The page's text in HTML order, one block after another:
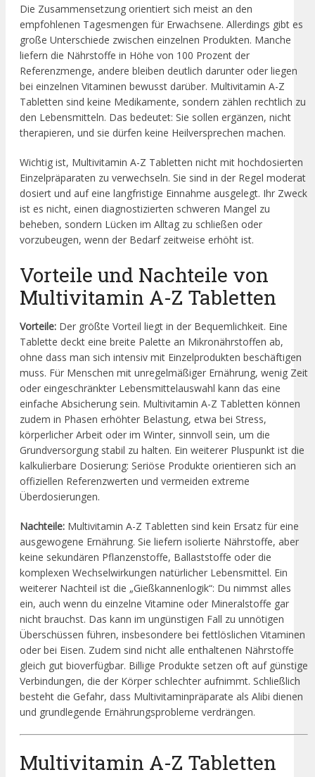
Die Zusammensetzung orientiert sich meist an den
empfohlenen Tagesmengen für Erwachsene. Allerdings gibt es
große Unterschiede zwischen einzelnen Produkten. Manche
liefern die Nährstoffe in Höhe von 100 Prozent der
Referenzmenge, andere bleiben deutlich darunter oder liegen
bei einzelnen Vitaminen bewusst darüber. Multivitamin A-Z
Tabletten sind keine Medikamente, sondern zählen rechtlich zu
den Lebensmitteln. Das bedeutet: Sie sollen ergänzen, nicht
therapieren, und sie dürfen keine Heilversprechen machen.
Wichtig ist, Multivitamin A-Z Tabletten nicht mit hochdosierten
Einzelpräparaten zu verwechseln. Sie sind in der Regel moderat
dosiert und auf eine langfristige Einnahme ausgelegt. Ihr Zweck
ist es nicht, einen diagnostizierten schweren Mangel zu
beheben, sondern Lücken im Alltag zu schließen oder
vorzubeugen, wenn der Bedarf zeitweise erhöht ist.
Vorteile und Nachteile von
Multivitamin A-Z Tabletten
Vorteile: Der größte Vorteil liegt in der Bequemlichkeit. Eine
Tablette deckt eine breite Palette an Mikronährstoffen ab,
ohne dass man sich intensiv mit Einzelprodukten beschäftigen
muss. Für Menschen mit unregelmäßiger Ernährung, wenig Zeit
oder eingeschränkter Lebensmittelauswahl kann das eine
einfache Absicherung sein. Multivitamin A-Z Tabletten können
zudem in Phasen erhöhter Belastung, etwa bei Stress,
körperlicher Arbeit oder im Winter, sinnvoll sein, um die
Grundversorgung stabil zu halten. Ein weiterer Pluspunkt ist die
kalkulierbare Dosierung: Seriöse Produkte orientieren sich an
offiziellen Referenzwerten und vermeiden extreme
Überdosierungen.
Nachteile: Multivitamin A-Z Tabletten sind kein Ersatz für eine
ausgewogene Ernährung. Sie liefern isolierte Nährstoffe, aber
keine sekundären Pflanzenstoffe, Ballaststoffe oder die
komplexen Wechselwirkungen natürlicher Lebensmittel. Ein
weiterer Nachteil ist die „Gießkannenlogik“: Du nimmst alles
ein, auch wenn du einzelne Vitamine oder Mineralstoffe gar
nicht brauchst. Das kann im ungünstigen Fall zu unnötigen
Überschüssen führen, insbesondere bei fettlöslichen Vitaminen
oder bei Eisen. Zudem sind nicht alle enthaltenen Nährstoffe
gleich gut bioverfügbar. Billige Produkte setzen oft auf günstige
Verbindungen, die der Körper schlechter aufnimmt. Schließlich
besteht die Gefahr, dass Multivitaminpräparate als Alibi dienen
und grundlegende Ernährungsprobleme verdrängen.
Multivitamin A-Z Tabletten